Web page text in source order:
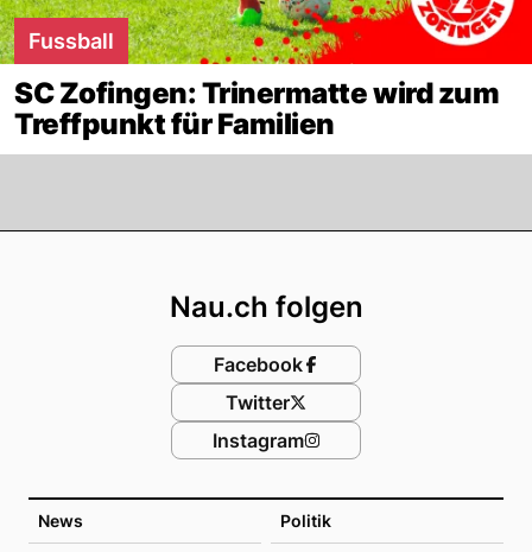
Fussball
SC Zofingen: Trinermatte wird zum
Treffpunkt für Familien
News Politik
Nau.ch folgen
Facebook
Twitter
Instagram